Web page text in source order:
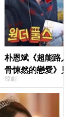
朴恩斌《超能路
骨悚然的戀愛》
演技獲讚「信看演
韓劇